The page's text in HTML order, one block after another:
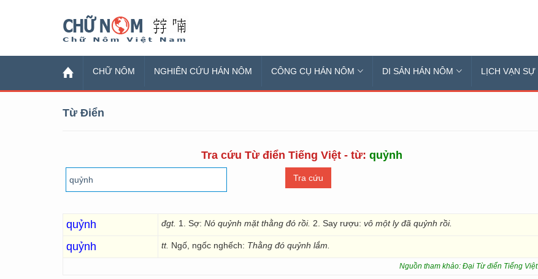
CHỮ NÔM NGHIÊN CỨU HÁN NÔM CÔNG CỤ HÁN NÔM DI SẢN HÁN NÔM LỊCH VẠN SỰ
Từ Điển
Tra cứu Từ điển Tiếng Việt - từ:quỷnh
quỷnh đgt. 1. Sợ: Nó quỷnh mặt thằng đó rồi. 2. Say rượu: vô một ly đã quỷnh rồi.
quỷnh tt. Ngố, ngốc nghếch: Thằng đó quỷnh lắm.
Nguồn tham khảo: Đại Từ điển Tiếng Việt